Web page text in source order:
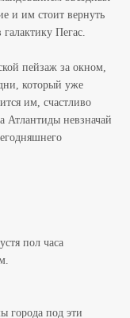
и им стоит вернуть
Пегас.
пейзаж за окном,
который уже
им, счастливо
Атлантиды невзначай
пол часа
города под эти